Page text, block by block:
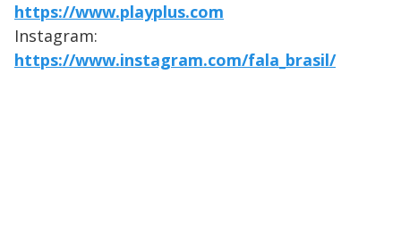
https://www.playplus.com
Instagram:
https://www.instagram.com/fala_brasil/